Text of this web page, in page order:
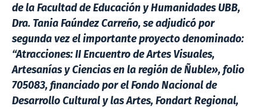
de la Facultad de Educación y Humanidades UBB,
Dra. Tania Faúndez Carreño, se adjudicó por
segunda vez el importante proyecto denominado:
“Atracciones: II Encuentro de Artes Visuales,
Artesanías y Ciencias en la región de Ñuble», folio
705083, financiado por el Fondo Nacional de
Desarrollo Cultural y las Artes, Fondart Regional,